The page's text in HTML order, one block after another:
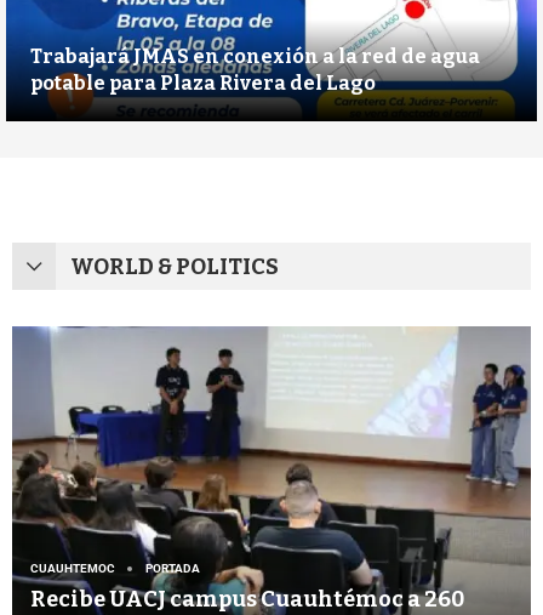
Trabajará JMAS en conexión a la red de agua
potable para Plaza Rivera del Lago
WORLD & POLITICS
CUAUHTEMOC PORTADA
Recibe UACJ campus Cuauhtémoc a 260